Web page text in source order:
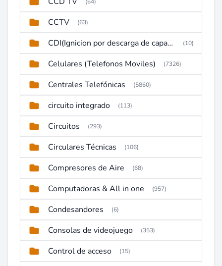
CCTV (63)
CDI(Ignicion por descarga de capacitor) (10)
Celulares (Telefonos Moviles) (7326)
Centrales Telefónicas (5860)
circuito integrado (113)
Circuitos (293)
Circulares Técnicas (106)
Compresores de Aire (68)
Computadoras & All in one (957)
Condesandores (6)
Consolas de videojuego (353)
Control de acceso (15)